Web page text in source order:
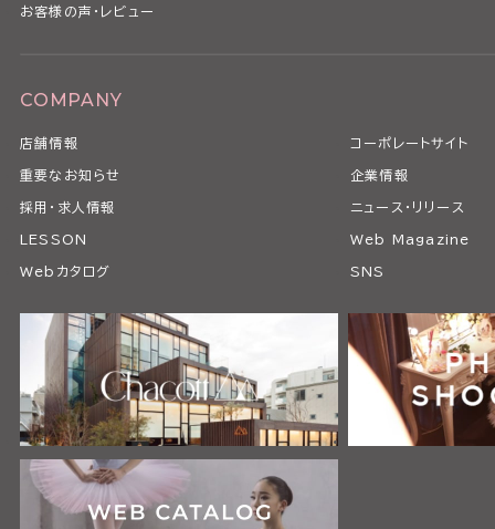
お客様の声・レビュー
COMPANY
店舗情報 コーポレートサイト
重要なお知らせ 企業情報
採用・求人情報 ニュース・リリース
LESSON Web Magazine
Webカタログ SNS